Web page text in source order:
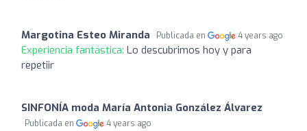
Margotina Esteo Miranda Publicada en 4 years ago
Experiencia fantástica: Lo descubrimos hoy y para
repetiir
SINFONÍA moda María Antonia González Álvarez
Publicada en 4 years ago